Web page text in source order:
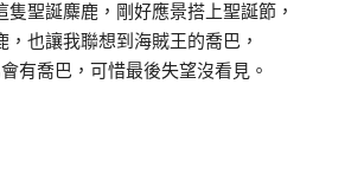
隻聖誕麋鹿，剛好應景搭上聖誕節，
，也讓我聯想到海賊王的喬巴，
有喬巴，可惜最後失望沒看見。